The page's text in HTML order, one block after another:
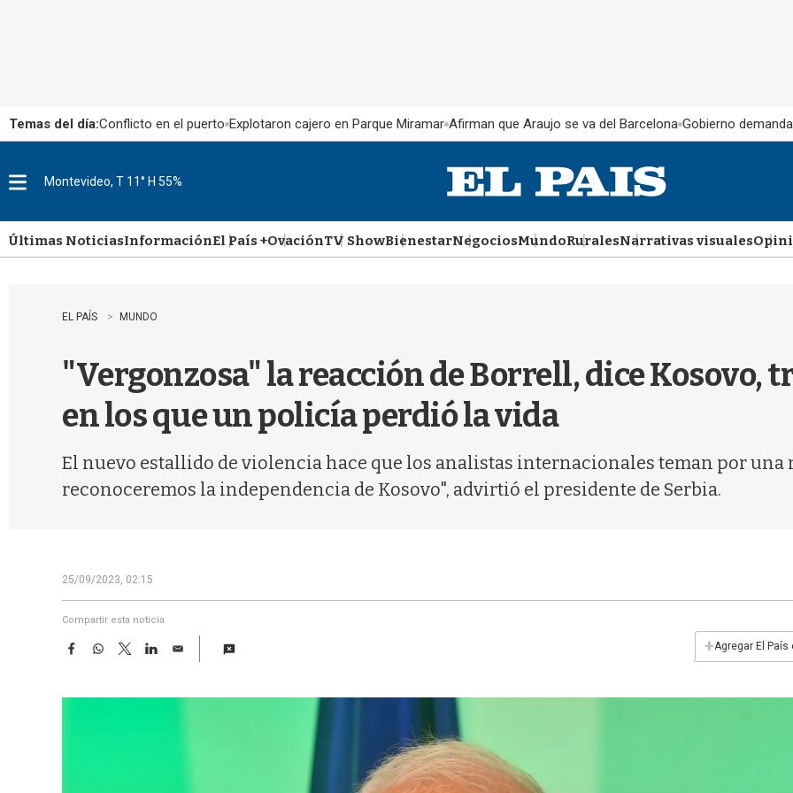
Temas del día:Conflicto en el puerto Explotaron cajero en Parque Miramar Afirman que Araujo se va del Barcelona Gobierno
u
Montevideo, T 11° H 55%
Últimas NoticiasInformaciónEl País +OvaciónTV ShowBienestarNegociosMundoRuralesNarrativas visuales
EL PAÍS MUNDO
"Vergonzosa" la reacción de Borrell, dice Kosovo,
en los que un policía perdió la vida
El nuevo estallido de violencia hace que los analistas internacionales teman por una
reconoceremos la independencia de Kosovo", advirtió el presidente de Serbia.
25/09/2023, 02:15
Compartir esta noticia
F
e
W
t
T
w
t
L
k
E
i
+Agregar El País